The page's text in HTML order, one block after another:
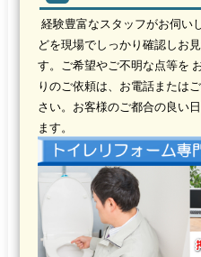
経験豊富なスタッフがお伺い
どを現場でしっかり確認し お
す。ご希望やご不明な点等を
りのご依頼は、お電話または
さい。お客様のご都合の良い
ます。